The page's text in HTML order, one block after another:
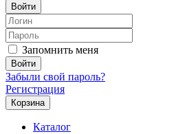
Войти
Запомнить меня
Войти
Забыли свой пароль?
Регистрация
Корзина
Каталог